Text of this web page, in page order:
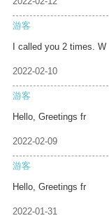
游客
I called you 2 times. W
2022-02-10
游客
Hello, Greetings fr
2022-02-09
游客
Hello, Greetings fr
2022-01-31